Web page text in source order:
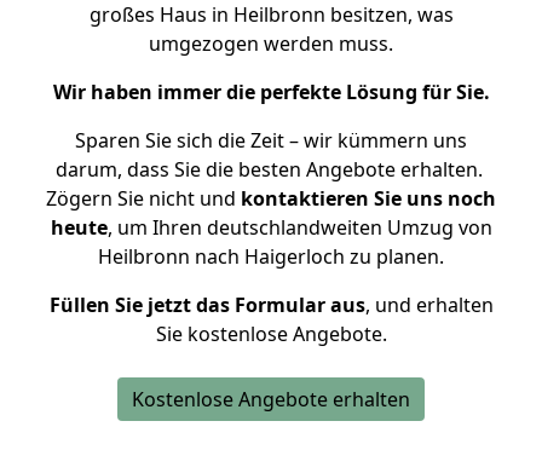
großes Haus in Heilbronn besitzen, was
umgezogen werden muss.
Wir haben immer die perfekte Lösung für Sie.
Sparen Sie sich die Zeit – wir kümmern uns
darum, dass Sie die besten Angebote erhalten.
Zögern Sie nicht und kontaktieren Sie uns noch
heute, um Ihren deutschlandweiten Umzug von
Heilbronn nach Haigerloch zu planen.
Füllen Sie jetzt das Formular aus, und erhalten
Sie kostenlose Angebote.
Kostenlose Angebote erhalten